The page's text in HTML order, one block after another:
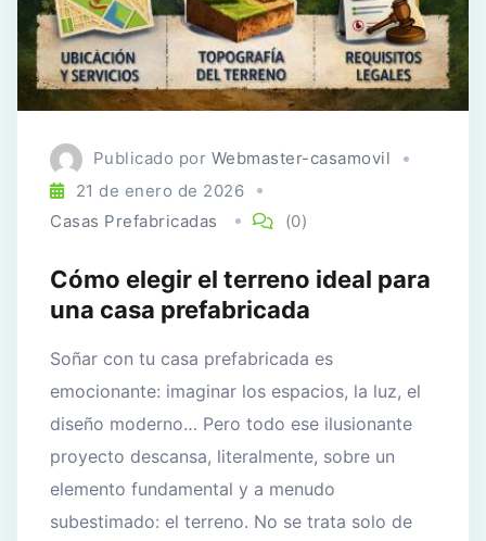
Publicado por Webmaster-casamovil
21 de enero de 2026
Casas Prefabricadas
(0)
Cómo elegir el terreno ideal para
una casa prefabricada
Soñar con tu casa prefabricada es
emocionante: imaginar los espacios, la luz, el
diseño moderno… Pero todo ese ilusionante
proyecto descansa, literalmente, sobre un
elemento fundamental y a menudo
subestimado: el terreno. No se trata solo de